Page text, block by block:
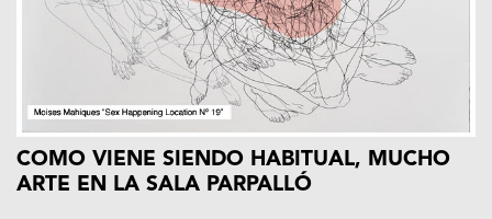
COMO VIENE SIENDO HABITUAL, MUCHO
ARTE EN LA SALA PARPALLÓ